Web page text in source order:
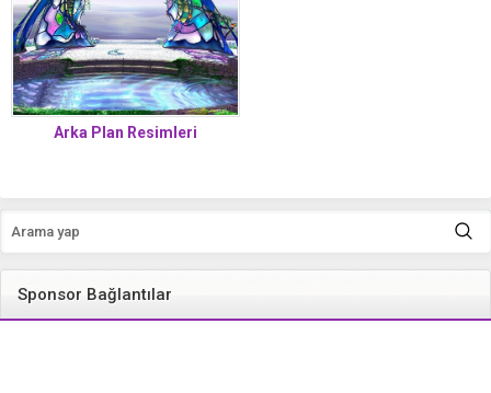
Arka Plan Resimleri
Sponsor Bağlantılar